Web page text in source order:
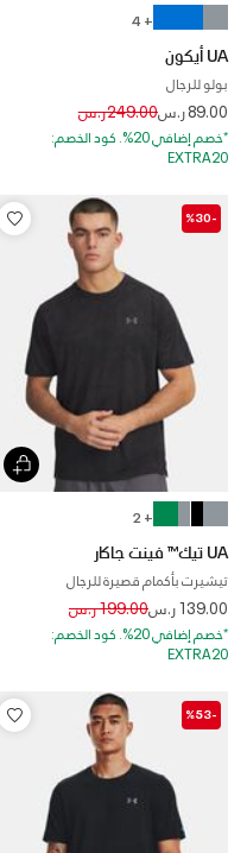
+ 4
UA أيكون
بولو للرجال
89.00 ر.س Price reduced from
249.00 ر.س to
*خصم إضافي 20%. كود الخصم:
EXTRA20
-%30
+ 2
UA تيك™ فينت جاكار
تيشيرت بأكمام قصيرة للرجال
139.00 ر.س Price reduced from
199.00 ر.س to
*خصم إضافي 20%. كود الخصم:
EXTRA20
-%53